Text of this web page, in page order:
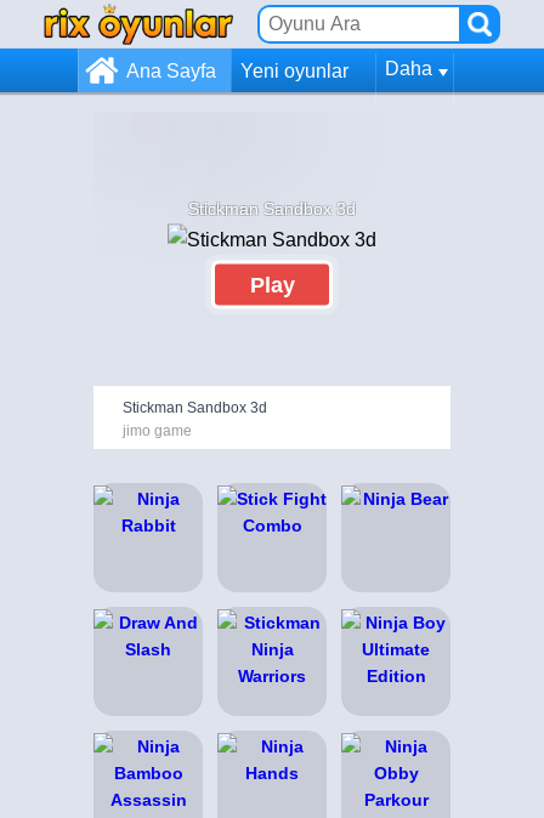
Ana Sayfa Yeni oyunlar Daha
Stickman Sandbox 3d
Play
Stickman Sandbox 3d
jimo game